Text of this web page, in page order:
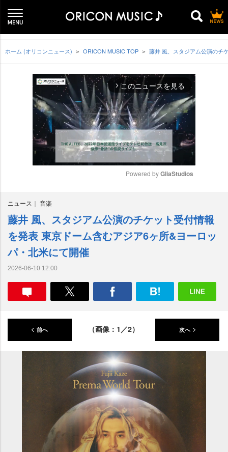
ホーム (オリコンニュース) ORICON MUSIC TOP 藤井 風、スタジアム公演のチ
arrow_forward_ios このニュースを見る
e
Powered by GliaStudios
ニュース 音楽
藤井 風、スタジアム公演のチケット受付情報
を発表 東京ドーム含むアジア6ヶ所&ヨーロッ
パ・北米にて開催
2026-06-10 12:00
前へ （画像：1／2） 次へ